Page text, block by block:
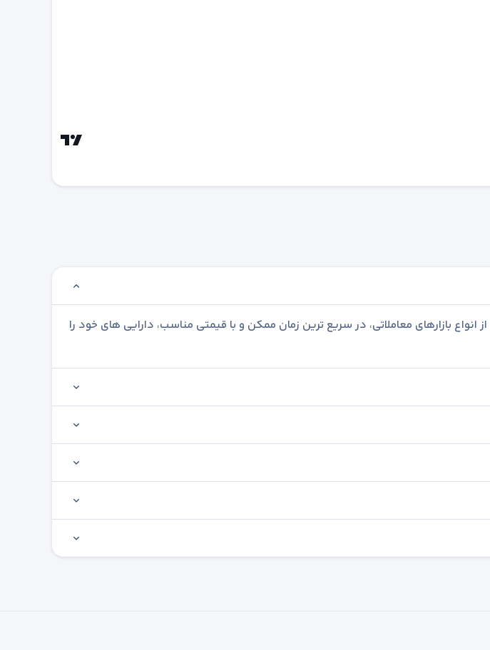
بازارهای معاملاتی، در سریع ترین زمان ممکن و با قیمتی مناسب، دارایی های خود را